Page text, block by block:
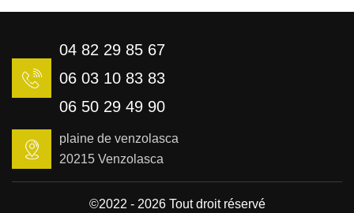
04 82 29 85 67
06 03 10 83 83
06 50 29 49 90
plaine de venzolasca
20215 Venzolasca
©2022 - 2026 Tout droit réservé